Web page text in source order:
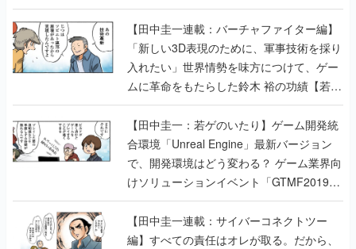
【若ゲのいたり最終回】
【田中圭一連載：バーチャファイター編】
「新しい3D表現のために、軍事技術を採り
入れたい」世界情勢を味方につけて、ゲー
ムに革命をもたらした鈴木 裕の功績【若ゲ
のいたり】
【田中圭一：若ゲのいたり】ゲーム開発統
合環境「Unreal Engine」最新バージョン
で、開発環境はどう変わる？ ゲーム業界向
けソリューションイベント「GTMF2019」
に行って、より理解を深めよう【PR】
【田中圭一連載：サイバーコネクトツー
編】すべての責任はオレが取る。だから、